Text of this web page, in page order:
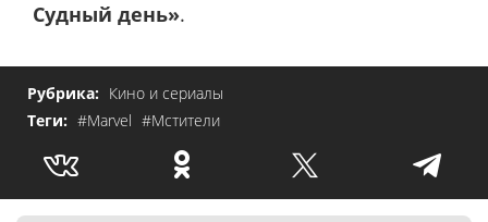
Судный день».
Рубрика: Кино и сериалы
Теги: #Marvel #Мстители